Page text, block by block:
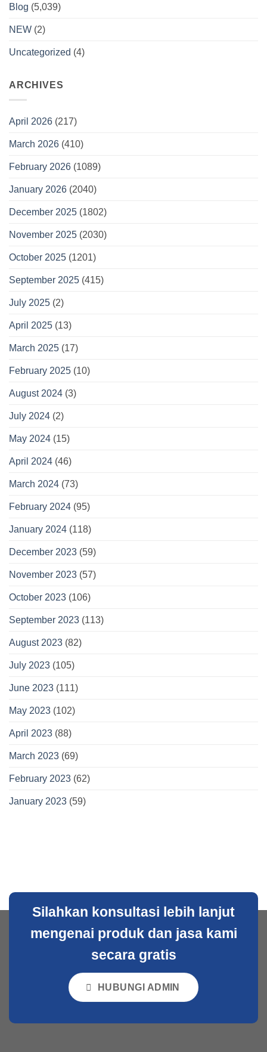
Blog (5,039)
NEW (2)
Uncategorized (4)
ARCHIVES
April 2026 (217)
March 2026 (410)
February 2026 (1089)
January 2026 (2040)
December 2025 (1802)
November 2025 (2030)
October 2025 (1201)
September 2025 (415)
July 2025 (2)
April 2025 (13)
March 2025 (17)
February 2025 (10)
August 2024 (3)
July 2024 (2)
May 2024 (15)
April 2024 (46)
March 2024 (73)
February 2024 (95)
January 2024 (118)
December 2023 (59)
November 2023 (57)
October 2023 (106)
September 2023 (113)
August 2023 (82)
July 2023 (105)
June 2023 (111)
May 2023 (102)
April 2023 (88)
March 2023 (69)
February 2023 (62)
January 2023 (59)
Silahkan konsultasi lebih lanjut
mengenai produk dan jasa kami
secara gratis
HUBUNGI ADMIN